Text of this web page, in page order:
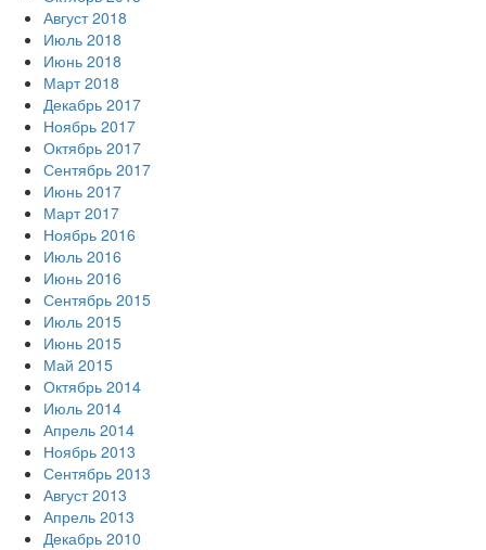
Август 2018
Июль 2018
Июнь 2018
Март 2018
Декабрь 2017
Ноябрь 2017
Октябрь 2017
Сентябрь 2017
Июнь 2017
Март 2017
Ноябрь 2016
Июль 2016
Июнь 2016
Сентябрь 2015
Июль 2015
Июнь 2015
Май 2015
Октябрь 2014
Июль 2014
Апрель 2014
Ноябрь 2013
Сентябрь 2013
Август 2013
Апрель 2013
Декабрь 2010